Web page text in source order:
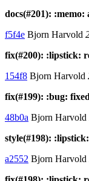
docs(#201):
f5f4e Bjorn Harvold
fix(#200): :lipstick:
154f8 Bjorn Harvold
fix(#199): :bug:
48b0a Bjorn Harvold
style(#198):
a2552 Bjorn Harvold